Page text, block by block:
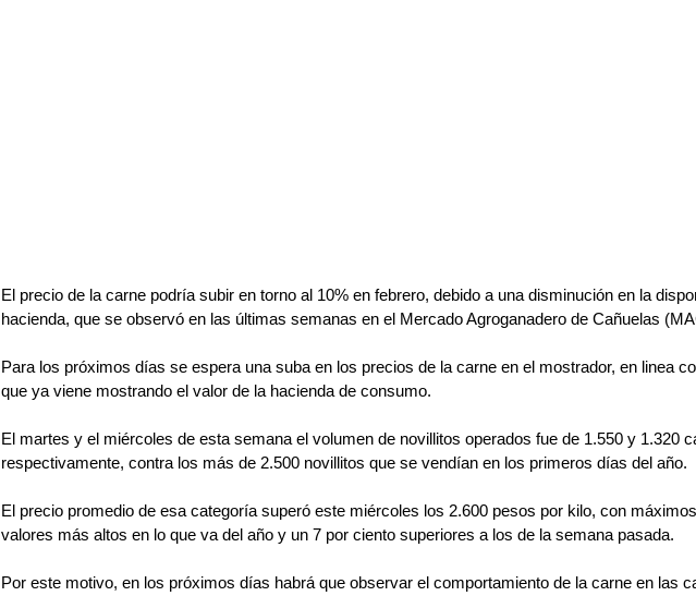
El precio de la carne podría subir en torno al 10% en febrero, debido a una disminución en la
hacienda, que se observó en las últimas semanas en el Mercado Agroganadero de Cañuelas
Para los próximos días se espera una suba en los precios de la carne en el mostrador, en linea
que ya viene mostrando el valor de la hacienda de consumo.
El martes y el miércoles de esta semana el volumen de novillitos operados fue de 1.550 y 1.320
respectivamente, contra los más de 2.500 novillitos que se vendían en los primeros días del año.
El precio promedio de esa categoría superó este miércoles los 2.600 pesos por kilo, con
valores más altos en lo que va del año y un 7 por ciento superiores a los de la semana pasada.
Por este motivo, en los próximos días habrá que observar el comportamiento de la carne en las